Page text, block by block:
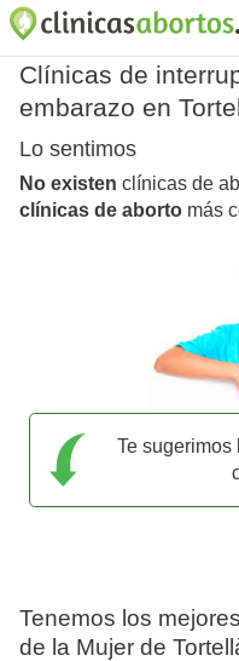
Clínicas de
embarazo en
Lo sentimos
No existen clínicas de
clínicas de aborto más
Te
Tenemos los
de la Mujer de